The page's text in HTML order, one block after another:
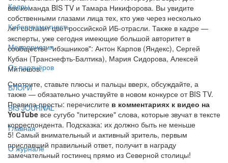
Кадры
Киберграмотность
Мероприятия
От партнёров
БЛОГИ
BIS JOURNAL
Главная
О журнале
вас команда BIS TV и Тамара Никифорова. Вы увидите
собственными глазами лица тех, кто уже через несколько
лет составит цвет российской ИБ-отрасли. Также в кадре —
эксперты, уже сегодня имеющие большой авторитет в
сообществе "ибэшников": Антон Карпов (Яндекс), Сергей
Кубан (Транснефть-Балтика), Мария Сидорова, Алексей
Митюшов.
Смотрите, ставьте плюсы и пальцы вверх, обсуждайте, а
также — обязательно участвуйте в новом конкурсе от BIS TV.
Правила просты: перечислите в комментариях к видео на
YouTubeвсе сугубо "питерские" слова, которые звучат в тексте
корреспондента. Подсказка: их должно быть не меньше
5! Самый внимательный и активный зритель, первым
приславший правильный ответ, получит в награду
замечательный гостинец прямо из Северной столицы!